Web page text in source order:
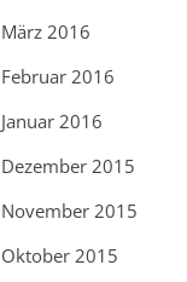
März 2016
Februar 2016
Januar 2016
Dezember 2015
November 2015
Oktober 2015